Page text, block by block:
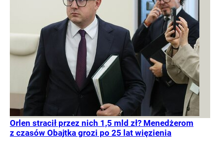
Orlen stracił przez nich 1,5 mld zł? Menedżerom
z czasów Obajtka grozi po 25 lat więzienia